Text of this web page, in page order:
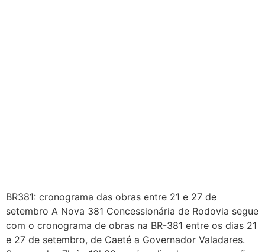
BR381: cronograma das obras entre 21 e 27 de
setembro A Nova 381 Concessionária de Rodovia segue
com o cronograma de obras na BR-381 entre os dias 21
e 27 de setembro, de Caeté a Governador Valadares.